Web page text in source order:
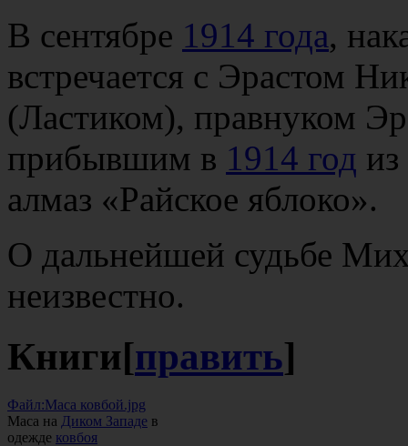
В сентябре 1914 года,
встречается с Эрастом
(Ластиком), правнуком
прибывшим в 1914 год
алмаз «Райское яблоко».
О дальнейшей судьбе
неизвестно.
Книги[править]
Файл:Маса ковбой.jpg
Маса на Диком Западе в
одежде ковбоя